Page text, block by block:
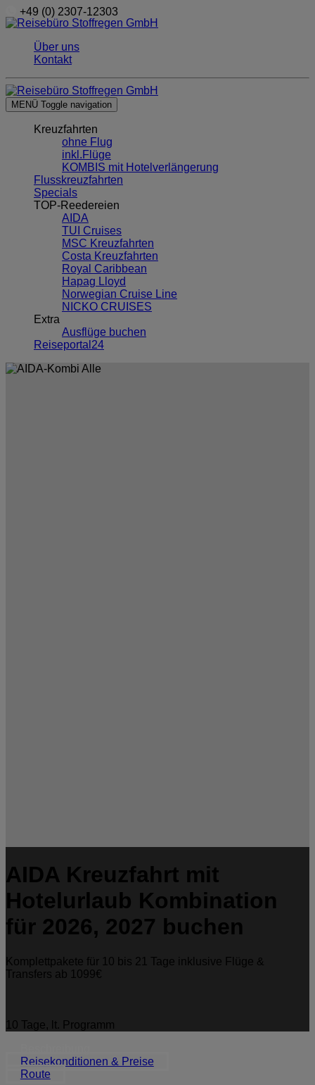
+49 (0) 2307-12303
Über uns
Kontakt
MENÜ Toggle navigation
Kreuzfahrten
ohne Flug
inkl.Flüge
KOMBIS mit Hotelverlängerung
Flusskreuzfahrten
Specials
TOP-Reedereien
AIDA
TUI Cruises
MSC Kreuzfahrten
Costa Kreuzfahrten
Royal Caribbean
Hapag Lloyd
Norwegian Cruise Line
NICKO CRUISES
Extra
Ausflüge buchen
Reiseportal24
AIDA Kreuzfahrt mit
Hotelurlaub Kombination
für 2026, 2027 buchen
Komplettpakete für 10 bis 21 Tage inklusive Flüge &
Transfers ab 1099€
10 Tage, lt. Programm
Reisekonditionen & Preise
Route